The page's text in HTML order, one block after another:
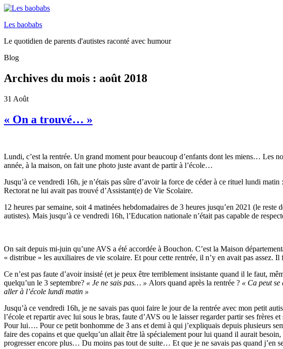
Les baobabs
Le quotidien de parents d'autistes raconté avec humour
Blog
Archives du mois : août 2018
31 Août
« On a trouvé… »
Lundi, c’est la rentrée. Un grand moment pour beaucoup d’enfants dont les miens… Les
année, à la maison, on fait une photo juste avant de partir à l’école…
Jusqu’à ce vendredi 16h, je n’étais pas sûre d’avoir la force de céder à ce rituel lundi
Rectorat ne lui avait pas trouvé d’Assistant(e) de Vie Scolaire.
12 heures par semaine, soit 4 matinées hebdomadaires de 3 heures jusqu’en 2021 (le
autistes). Mais jusqu’à ce vendredi 16h, l’Education nationale n’était pas capable de
On sait depuis mi-juin qu’une AVS a été accordée à Bouchon. C’est la Maison
« distribue » les auxiliaires de vie scolaire. Et pour cette rentrée, il n’y en avait pas
Ce n’est pas faute d’avoir insisté (et je peux être terriblement insistante quand il le faut,
quelqu’un le 3 septembre? « Je ne sais pas… » Alors quand après la rentrée ? « Ca peut
aller à l’école lundi matin »
Jusqu’à ce vendredi 16h, je ne savais pas quoi faire le jour de la rentrée avec mon petit
l’école et repartir avec lui sous le bras, faute d’AVS ou le laisser regarder partir ses
Pour lui…. Pour ce petit bonhomme de 3 ans et demi à qui j’expliquais depuis plusieurs
faire des copains et que quelqu’un allait être là spécialement pour lui quand il aurait
progresser encore plus… Du moins pas tout de suite… Et que je ne savais pas quand j’en